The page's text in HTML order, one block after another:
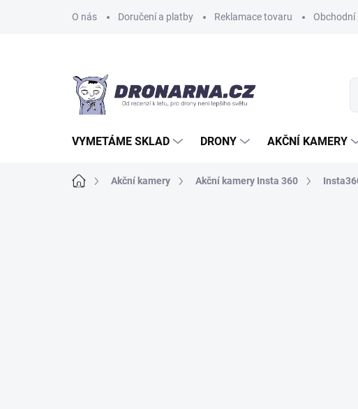
O nás Doručení a platby Reklamace tovaru
VYMETÁME SKLAD DRONY AKČNÍ KAMERY
Domů Akční kamery Akční kamery Insta 360